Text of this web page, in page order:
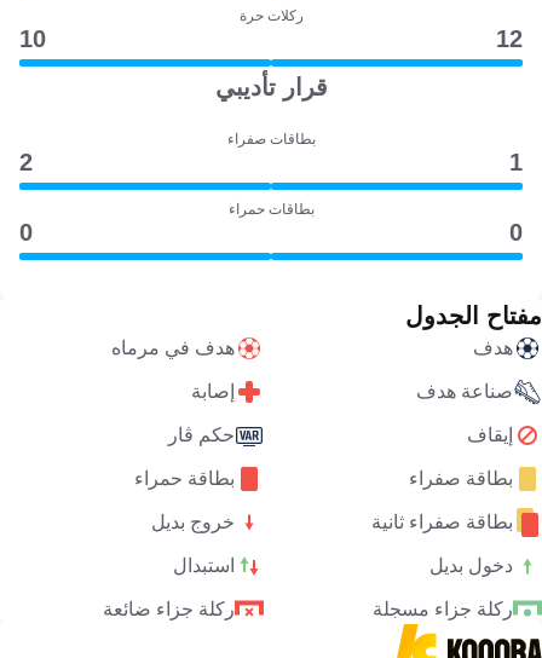
ركلات حرة
12
10
قرار تأديبي
بطاقات صفراء
1
2
بطاقات حمراء
0
0
مفتاح الجدول
هدف هدف في مرماه
صناعة هدف إصابة
إيقاف حكم ڤار
بطاقة صفراء بطاقة حمراء
بطاقة صفراء ثانية خروج بديل
دخول بديل استبدال
ركلة جزاء مسجلة ركلة جزاء ضائعة